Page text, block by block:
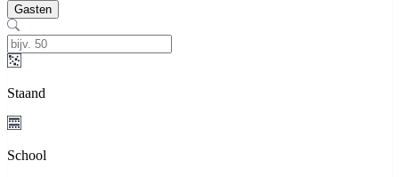
Gasten
Staand
School